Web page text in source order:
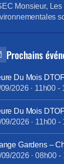
le
Orange _
Monsieur,
et comme
dans le
priorité absolue
Prochains
Du Mois
09/2026· 11h00 -
Du Mois
09/2026· 11h00 -
Gardens –
09/2026· 08h00 -